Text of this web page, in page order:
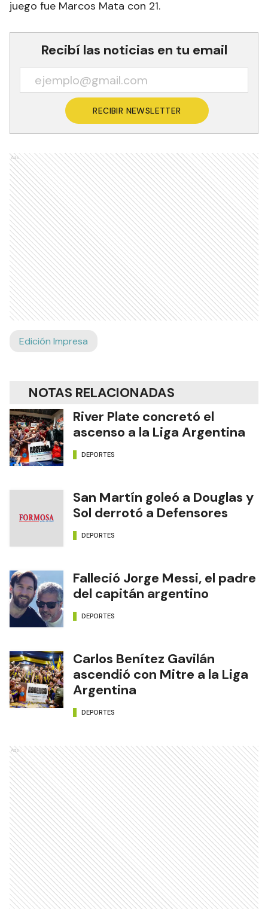
juego fue Marcos Mata con 21.
Recibí las noticias en tu email
RECIBIR NEWSLETTER
Ads
Edición Impresa
NOTAS RELACIONADAS
River Plate concretó el
ascenso a la Liga Argentina
DEPORTES
San Martín goleó a Douglas y
Sol derrotó a Defensores
DEPORTES
Falleció Jorge Messi, el padre
del capitán argentino
DEPORTES
Carlos Benítez Gavilán
ascendió con Mitre a la Liga
Argentina
DEPORTES
Ads